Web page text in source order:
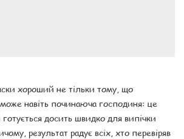
хороший не тільки тому, що
навіть починаюча господиня: це
досить швидко для випічки
результат радує всіх, хто перевіряв